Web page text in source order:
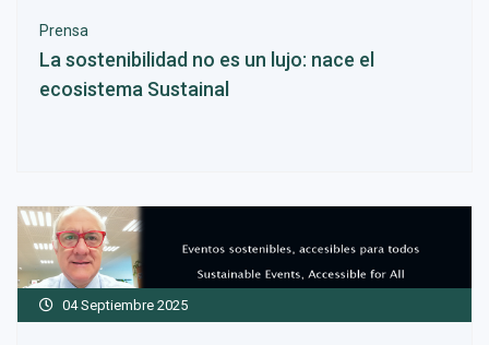
Prensa
La sostenibilidad no es un lujo: nace el
ecosistema Sustainal
04 Septiembre 2025